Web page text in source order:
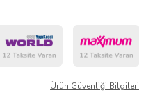
Ürün Güvenliği Bilgileri